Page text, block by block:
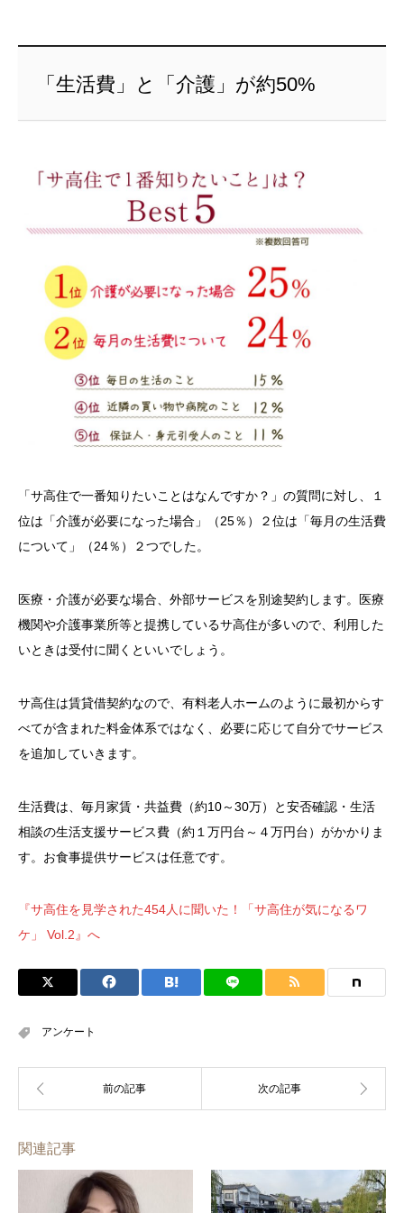
「生活費」と「介護」が約50%
「サ高住で一番知りたいことはなんですか？」の質問に対し、１
位は「介護が必要になった場合」（25％）２位は「毎月の生活費
について」（24％）２つでした。
医療・介護が必要な場合、外部サービスを別途契約します。医療
機関や介護事業所等と提携しているサ高住が多いので、利用した
いときは受付に聞くといいでしょう。
サ高住は賃貸借契約なので、有料老人ホームのように最初からす
べてが含まれた料金体系ではなく、必要に応じて自分でサービス
を追加していきます。
生活費は、毎月家賃・共益費（約10～30万）と安否確認・生活
相談の生活支援サービス費（約１万円台～４万円台）がかかりま
す。お食事提供サービスは任意です。
『サ高住を見学された454人に聞いた！「サ高住が気になるワ
ケ」 Vol.2』へ
アンケート
関連記事